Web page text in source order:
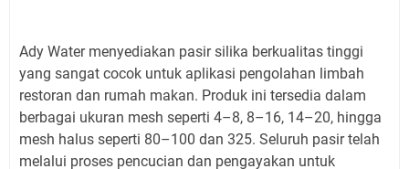
Ady Water menyediakan pasir silika berkualitas tinggi
yang sangat cocok untuk aplikasi pengolahan limbah
restoran dan rumah makan. Produk ini tersedia dalam
berbagai ukuran mesh seperti 4–8, 8–16, 14–20, hingga
mesh halus seperti 80–100 dan 325. Seluruh pasir telah
melalui proses pencucian dan pengayakan untuk